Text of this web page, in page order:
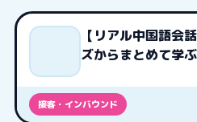
【リアル中国語会
ズからまとめて学
接客・インバウンド